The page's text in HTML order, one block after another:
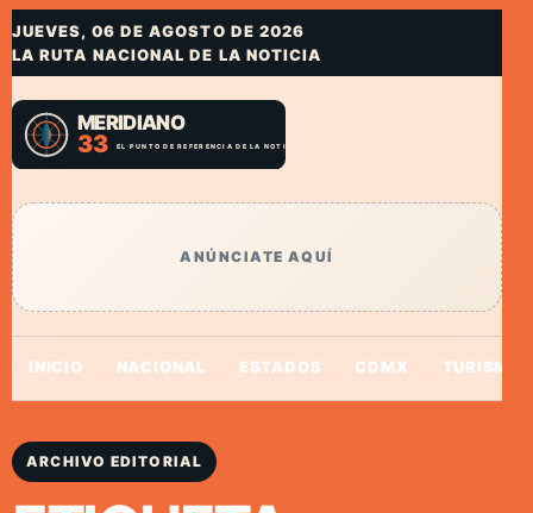
JUEVES, 06 DE AGOSTO DE 2026
LA RUTA NACIONAL DE LA NOTICIA
ANÚNCIATE AQUÍ
INICIO NACIONAL ESTADOS CDMX TURISMO
ARCHIVO EDITORIAL